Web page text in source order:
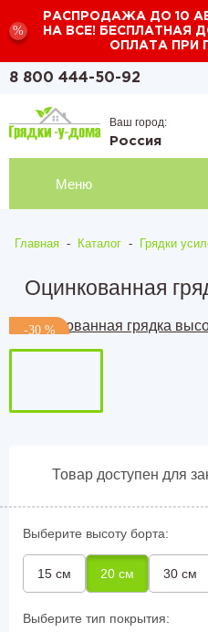
%
РАСПРОДАЖА ДО 10
НА ВСЕ! БЕСПЛАТНАЯ
ОПЛАТА ПРИ
8 800 444-50-92
Ваш город:
Россия
Меню
Главная - Каталог - Грядки
Оцинкованная
-30 %
Товар доступен для
Выберите высоту борта:
15 см 20 см 30 см
Выберите тип покрытия: